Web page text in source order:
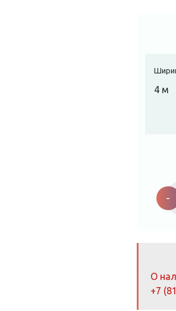
4 м
-
623
О
+7